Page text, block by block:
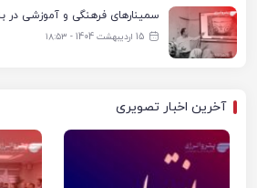
15 اردیبهشت 1404 - ۱۸:۵۳
آخرین اخبار تصویری